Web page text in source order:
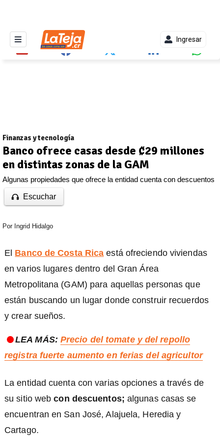
Ingresar
Finanzas y tecnología
Banco ofrece casas desde ₡29 millones
en distintas zonas de la GAM
Algunas propiedades que ofrece la entidad cuenta con descuentos
Escuchar
Por Ingrid Hidalgo
El Banco de Costa Rica está ofreciendo viviendas
en varios lugares dentro del Gran Área
Metropolitana (GAM) para aquellas personas que
están buscando un lugar donde construir recuerdos
y crear sueños.
LEA MÁS: Precio del tomate y del repollo
registra fuerte aumento en ferias del agricultor
La entidad cuenta con varias opciones a través de
su sitio webcon descuentos; algunas casas se
encuentran en San José, Alajuela, Heredia y
Cartago.